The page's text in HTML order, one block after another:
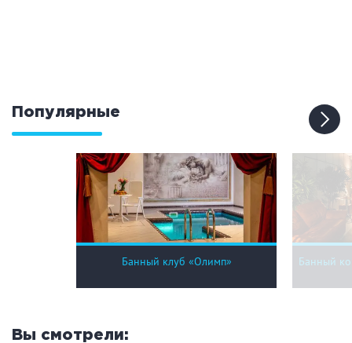
Популярные
Банный клуб «Олимп» Банный
Вы смотрели: